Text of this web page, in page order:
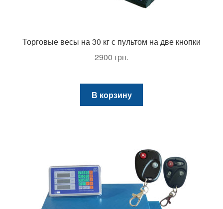
Торговые весы на 30 кг с пультом на две кнопки
2900 грн.
В корзину